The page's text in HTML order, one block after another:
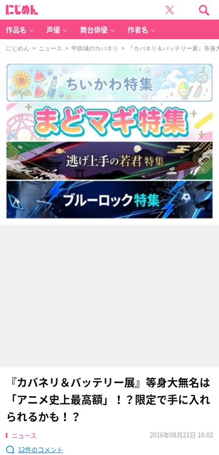
作品名 声優 舞台俳優 作者名
にじめん > ニュース > 甲鉄城のカバネリ > 『カバネリ＆バッテリー展』等身
『カバネリ＆バッテリー展』等身大無名は
「アニメ史上最高額」！？限定で手に入れ
られるかも！？
ニュース
2016年08月21日 16:02
12